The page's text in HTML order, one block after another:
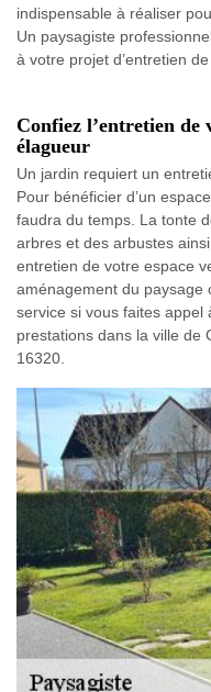
indispensable à réaliser
Un paysagiste
à votre projet d’entretien de
Confiez l’entretien de
élagueur
Un jardin requiert un
Pour bénéficier d’un
faudra du temps. La tonte
arbres et des arbustes
entretien de votre espace
aménagement du paysage
service si vous faites
prestations dans la ville de
16320.